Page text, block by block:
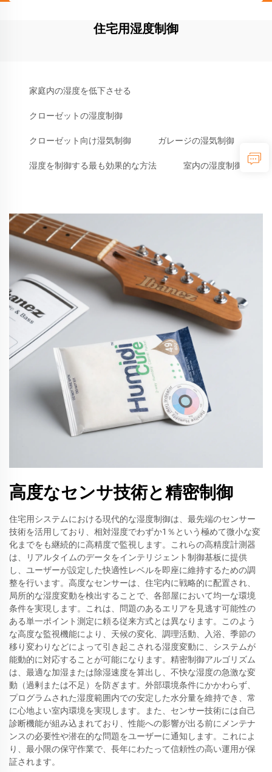
住宅用湿度制御
家庭内の湿度を低下させる
クローゼットの湿度制御
クローゼット向け湿気制御 ガレージの湿気制御
湿度を制御する最も効果的な方法 室内の湿度制御
高度なセンサ技術と精密制御
住宅用システムにおける現代的な湿度制御は、最先端のセンサー
技術を活用しており、相対湿度でわずか1％という極めて微小な変
化までをも継続的に高精度で監視します。これらの高精度計測器
は、リアルタイムのデータをインテリジェント制御基板に提供
し、ユーザーが設定した快適性レベルを即座に維持するための調
整を行います。高度なセンサーは、住宅内に戦略的に配置され、
局所的な湿度変動を検出することで、各部屋において均一な環境
条件を実現します。これは、問題のあるエリアを見逃す可能性の
ある単一ポイント測定に頼る従来方式とは異なります。このよう
な高度な監視機能により、天候の変化、調理活動、入浴、季節の
移り変わりなどによって引き起こされる湿度変動に、システムが
能動的に対応することが可能になります。精密制御アルゴリズム
は、最適な加湿または除湿速度を算出し、不快な湿度の急激な変
動（過剰または不足）を防ぎます。外部環境条件にかかわらず、
プログラムされた湿度範囲内での安定した水分量を維持でき、常
に心地よい室内環境を実現します。また、センサー技術には自己
診断機能が組み込まれており、性能への影響が出る前にメンテナ
ンスの必要性や潜在的な問題をユーザーに通知します。これによ
り、最小限の保守作業で、長年にわたって信頼性の高い運用が保
証されます。